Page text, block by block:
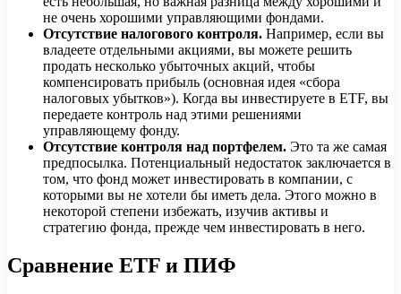
не очень хорошими управляющими фондами.
Отсутствие налогового контроля. Например, если вы
владеете отдельными акциями, вы можете решить
продать несколько убыточных акций, чтобы
компенсировать прибыль (основная идея «сбора
налоговых убытков»). Когда вы инвестируете в ETF, вы
передаете контроль над этими решениями
управляющему фонду.
Отсутствие контроля над портфелем. Это та же самая
предпосылка. Потенциальный недостаток заключается в
том, что фонд может инвестировать в компании, с
которыми вы не хотели бы иметь дела. Этого можно в
некоторой степени избежать, изучив активы и
стратегию фонда, прежде чем инвестировать в него.
Сравнение ETF и ПИФ